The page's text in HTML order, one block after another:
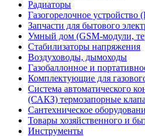
Радиаторы
Газогорелочное устройство
Запчасти для бытового
Умный дом (GSM-модули,
Cтабилизаторы напряжения
Воздуховоды, дымоходы
Газобаллонное и
Комплектующие для
Система автоматического
(САКЗ) термозапорные
Сантехническое
Товары хозяйственного и
Инструменты